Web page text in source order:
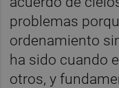
problemas
ordenamiento
ha sido cuando
otros, y